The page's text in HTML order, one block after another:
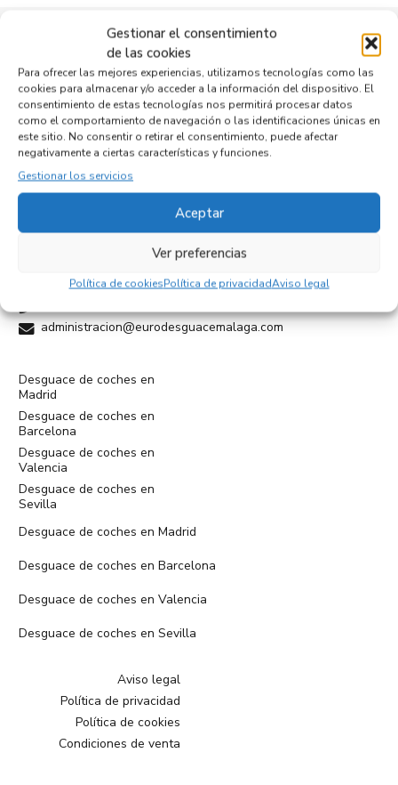
Gestionar el consentimiento
de las cookies
Para ofrecer las mejores experiencias, utilizamos tecnologías como las
cookies para almacenar y/o acceder a la información del dispositivo. El
consentimiento de estas tecnologías nos permitirá procesar datos
como el comportamiento de navegación o las identificaciones únicas en
este sitio. No consentir o retirar el consentimiento, puede afectar
negativamente a ciertas características y funciones.
Gestionar los servicios
Aceptar
Ver preferencias
Política de cookiesPolítica de privacidadAviso legal
Empresas colaboradoras
Cam. Medioambiental, 19, 29010 Málaga
administracion@eurodesguacemalaga.com
Desguace de coches en
Madrid
Desguace de coches en
Barcelona
Desguace de coches en
Valencia
Desguace de coches en
Sevilla
Desguace de coches en Madrid
Desguace de coches en Barcelona
Desguace de coches en Valencia
Desguace de coches en Sevilla
Aviso legal
Política de privacidad
Política de cookies
Condiciones de venta